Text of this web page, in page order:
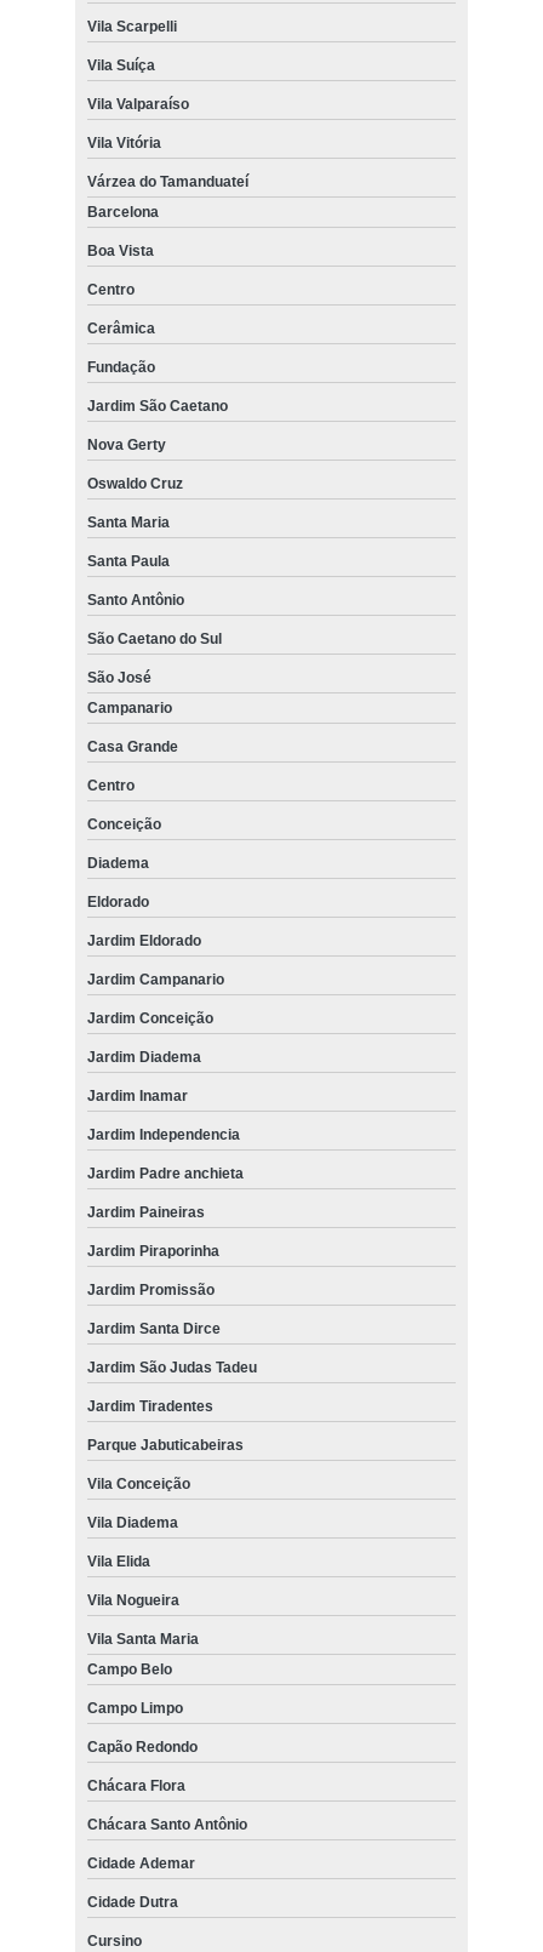
Vila Scarpelli
Vila Suíça
Vila Valparaíso
Vila Vitória
Várzea do Tamanduateí
Barcelona
Boa Vista
Centro
Cerâmica
Fundação
Jardim São Caetano
Nova Gerty
Oswaldo Cruz
Santa Maria
Santa Paula
Santo Antônio
São Caetano do Sul
São José
Campanario
Casa Grande
Centro
Conceição
Diadema
Eldorado
Jardim Eldorado
Jardim Campanario
Jardim Conceição
Jardim Diadema
Jardim Inamar
Jardim Independencia
Jardim Padre anchieta
Jardim Paineiras
Jardim Piraporinha
Jardim Promissão
Jardim Santa Dirce
Jardim São Judas Tadeu
Jardim Tiradentes
Parque Jabuticabeiras
Vila Conceição
Vila Diadema
Vila Elida
Vila Nogueira
Vila Santa Maria
Campo Belo
Campo Limpo
Capão Redondo
Chácara Flora
Chácara Santo Antônio
Cidade Ademar
Cidade Dutra
Cursino